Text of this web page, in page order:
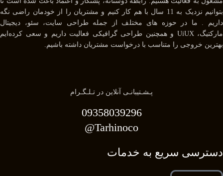
بتوانیم نزدیک به 11 سال با هم کار کنیم و مشتریان را از خودمان راضی نگه
داریم . ما در حوزه های مختلف از جمله طراحی سایت، سئو، دیجیتال
مارکتیگ، UiUX و همچنین طراحی گرافیکی فعالیت داریم و سعی کرده‌ایم
بهترین خروجی را متناسب با درخواست مشتریان داشته باشیم.
پـشـتیبانـی آنلاین در تـلـگـرام
09358039296
Tarhinoco@​
دسترسی سریع به خدمات